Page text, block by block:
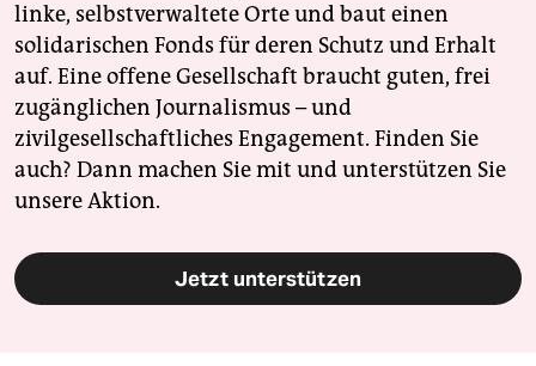
linke, selbstverwaltete Orte und baut einen
solidarischen Fonds für deren Schutz und Erhalt
auf. Eine offene Gesellschaft braucht guten, frei
zugänglichen Journalismus – und
zivilgesellschaftliches Engagement. Finden Sie
auch? Dann machen Sie mit und unterstützen Sie
unsere Aktion.
Jetzt unterstützen